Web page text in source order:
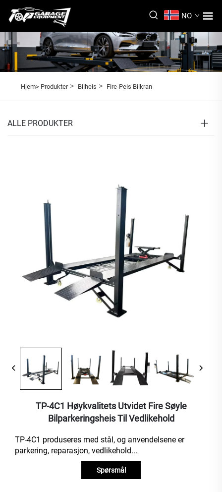
NO
Hjem> Produkter> Bilheis > Fire-Peis Bilkran
ALLE PRODUKTER
TP-4C1 Høykvalitets Utvidet Fire Søyle
Bilparkeringsheis Til Vedlikehold
TP-4C1 produseres med stål, og anvendelsene er
parkering, reparasjon, vedlikehold...
Spørsmål